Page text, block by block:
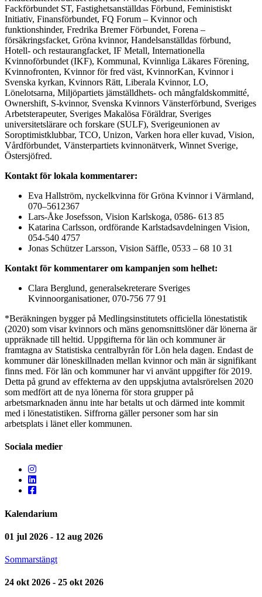
Fackförbundet ST, Fastighetsanställdas Förbund, Feministiskt
Initiativ, Finansförbundet, FQ Forum – Kvinnor och
funktionshinder, Fredrika Bremer Förbundet, Forena –
försäkringsfacket, Gröna kvinnor, Handelsanställdas förbund,
Hotell- och restaurangfacket, IF Metall, Internationella
Kvinnoförbundet (IKF), Kommunal, Kvinnliga Läkares Förening,
Kvinnofronten, Kvinnor för fred väst, KvinnorKan, Kvinnor i
Svenska kyrkan, Kvinnors Rätt, Liberala Kvinnor, LO,
Lönelotsarna, Miljöpartiets jämställdhets- och mångfaldskommitté,
Ownershift, S-kvinnor, Svenska Kvinnors Vänsterförbund, Sveriges
Arbetsterapeuter, Sveriges Makalösa Föräldrar, Sveriges
universitetslärare och forskare (SULF), Sverigeunionen av
Soroptimistklubbar, TCO, Unizon, Varken hora eller kuvad, Vision,
Vårdförbundet, Vänsterpartiets kvinnonätverk, Winnet Sverige,
Östersjöfred.
Kontakt för lokala kommentarer:
Eva Hallström, nyckelkvinna för Gröna Kvinnor i Värmland,
070–5612367
Lars-Åke Josefsson, Vision Karlskoga, 0586- 613 85
Katarina Carlsson, ordförande Karlstadsavdelningen Vision,
054-540 4757
Jonas Schützer Larsson, Vision Säffle, 0533 – 68 10 31
Kontakt för kommentarer om kampanjen som helhet:
Clara Berglund, generalsekreterare Sveriges
Kvinnoorganisationer, 070-756 77 91
*Beräkningen bygger på Medlingsinstitutets officiella lönestatistik
(2020) som visar kvinnors och mäns genomsnittslöner där lönerna är
uppräknade till heltid. Uppgifterna för län och kommuner är
framtagna av Statistiska centralbyrån för Lön hela dagen. Endast de
kommuner där löneskillnaden mellan kvinnor och män är signifikant
finns med. För län och kommuner har vi använt uppgifter för 2019.
Detta på grund av effekterna av den uppskjutna avtalsrörelsen 2020
som medfört att de nya lönerna för stora grupper på
arbetsmarknaden ännu inte har betalts ut och därmed inte kommit
med i lönestatistiken. Siffrorna gäller personer som har sin
arbetsplats i länet eller kommunen.
Sociala medier
Kalendarium
01 jul 2026 - 12 aug 2026
Sommarstängt
24 okt 2026 - 25 okt 2026